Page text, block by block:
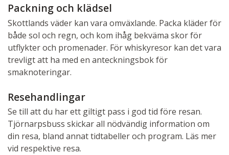
Packning och klädsel
Skottlands väder kan vara omväxlande. Packa kläder för
både sol och regn, och kom ihåg bekväma skor för
utflykter och promenader. För whiskyresor kan det vara
trevligt att ha med en anteckningsbok för
smaknoteringar.
Resehandlingar
Se till att du har ett giltigt pass i god tid före resan.
Tjörnarpsbuss skickar all nödvändig information om
din resa, bland annat tidtabeller och program. Läs mer
vid respektive resa.